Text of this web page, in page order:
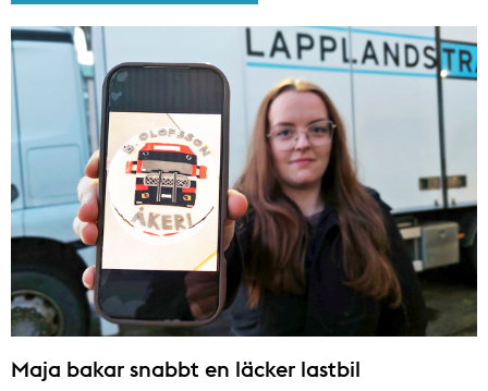
Maja bakar snabbt en läcker lastbil